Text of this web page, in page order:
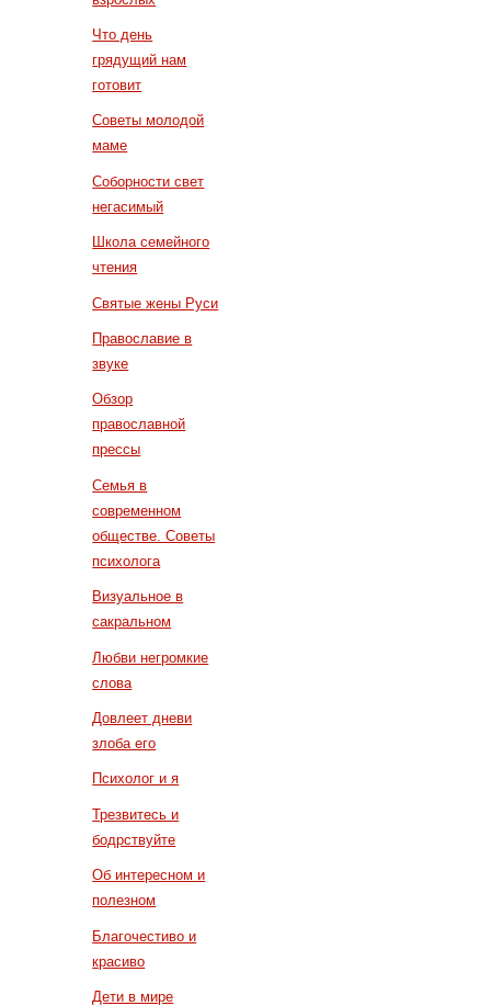
Что день
грядущий нам
готовит
Советы молодой
маме
Соборности свет
негасимый
Школа семейного
чтения
Святые жены Руси
Православие в
звуке
Обзор
православной
прессы
Семья в
современном
обществе. Советы
психолога
Визуальное в
сакральном
Любви негромкие
слова
Довлеет дневи
злоба его
Психолог и я
Трезвитесь и
бодрствуйте
Об интересном и
полезном
Благочестиво и
красиво
Дети в мире